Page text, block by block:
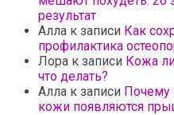
результат
Алла к записи Как
профилактика
Лора к записи Кожа
что делать?
Алла к записи Почему
кожи появляются